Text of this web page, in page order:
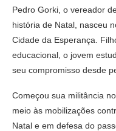
Pedro Gorki, o vereador
história de Natal, nasceu
Cidade da Esperança.
educacional, o jovem
seu compromisso desde
Começou sua militância
meio às mobilizações
Natal e em defesa do